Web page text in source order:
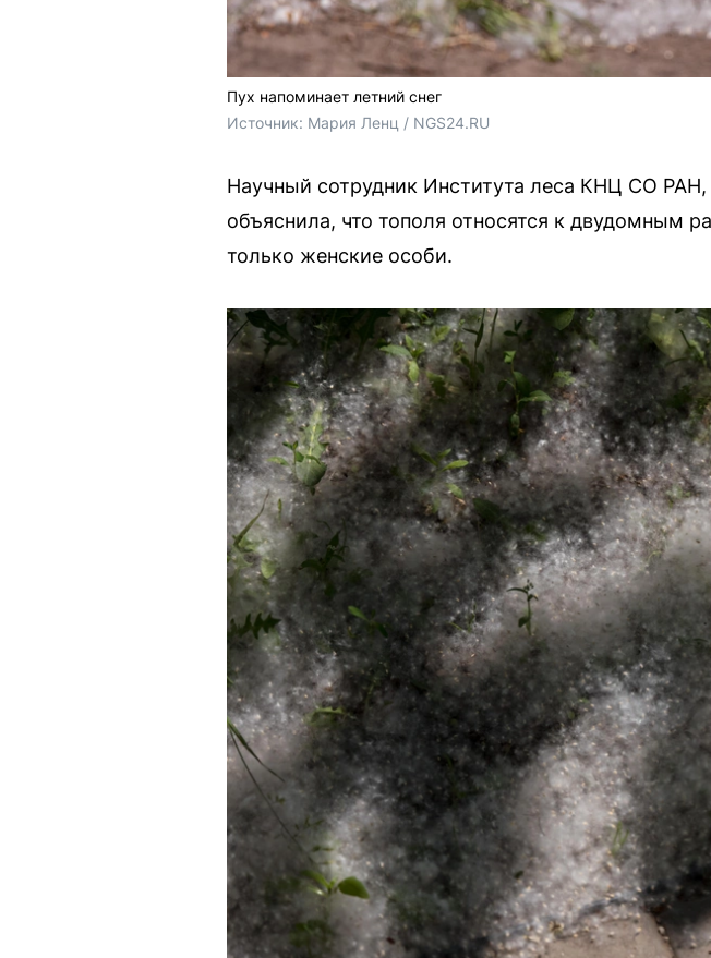
Пух напоминает летний снег
Источник: Мария Ленц / NGS24.RU
Научный сотрудник Института леса КНЦ СО
объяснила, что тополя относятся к двудомным
только женские особи.